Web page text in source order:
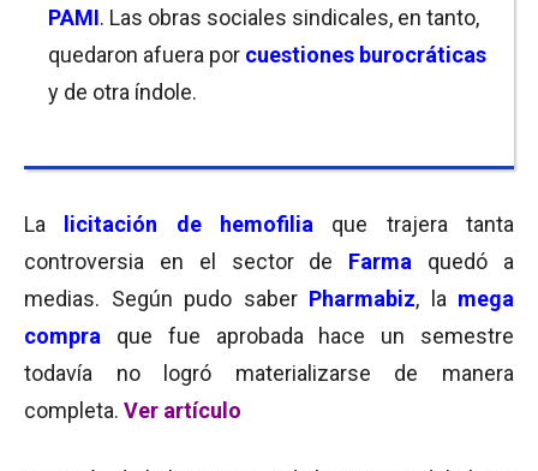
PAMI. Las obras sociales sindicales, en tanto,
quedaron afuera por cuestiones burocráticas
y de otra índole.
La licitación de hemofilia que trajera tanta
controversia en el sector de Farma
quedó a
medias. Según pudo saber Pharmabiz, la mega
compra
que fue aprobada hace un semestre
todavía no logró materializarse de manera
completa. Ver artículo